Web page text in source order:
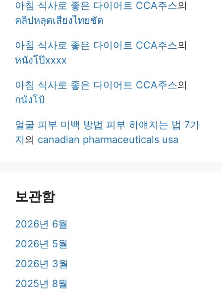
아침 식사로 좋은 다이어트 CCA주스의
คลิปหลุดเสียงไทยชัด
아침 식사로 좋은 다이어트 CCA주스의
หนังโป๊xxxx
아침 식사로 좋은 다이어트 CCA주스의
กนังโป้
얼굴 피부 미백 방법 피부 하얘지는 법 7가
지의 canadian pharmaceuticals usa
보관함
2026년 6월
2026년 5월
2026년 3월
2025년 8월